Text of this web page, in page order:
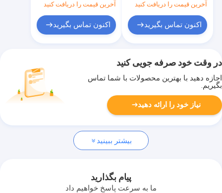
آخرین قیمت را دریافت کنید
اکنون تماس بگیرید
آخرین قیمت را دریافت کنید
اکنون تماس بگیرید
در وقت خود صرفه جویی کنید
اجازه دهید با بهترین محصولات با شما تماس
بگیریم.
نیاز خود را ارائه دهید
بیشتر ببینید
پیام بگذارید
ما به سرعت پاسخ خواهیم داد